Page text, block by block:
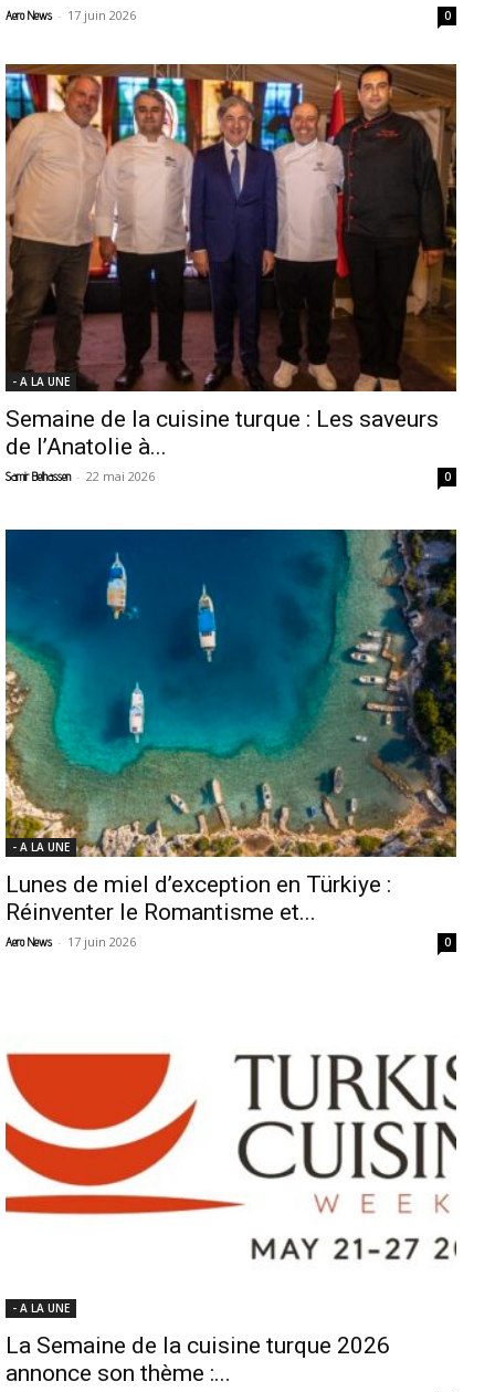
Aero News - 17 juin 2026 0
- A LA UNE
Semaine de la cuisine turque : Les saveurs
de l’Anatolie à...
Samir Belhassen - 22 mai 2026 0
- A LA UNE
Lunes de miel d’exception en Türkiye :
Réinventer le Romantisme et...
Aero News - 17 juin 2026 0
- A LA UNE
La Semaine de la cuisine turque 2026
annonce son thème :...